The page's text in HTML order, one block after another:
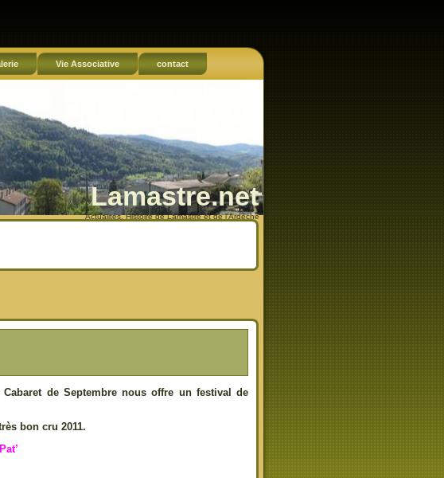
Vie Associative contact
Lamastre.net
Actualités, Histoire de Lamastre et de l'Ardèche
de Septembre nous offre un festival de
bon cru 2011.